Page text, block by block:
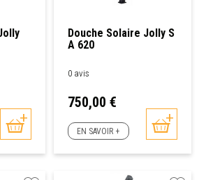
Douche Solaire Jolly S
A 620
0 avis
Prix
750,00 €
EN SAVOIR +